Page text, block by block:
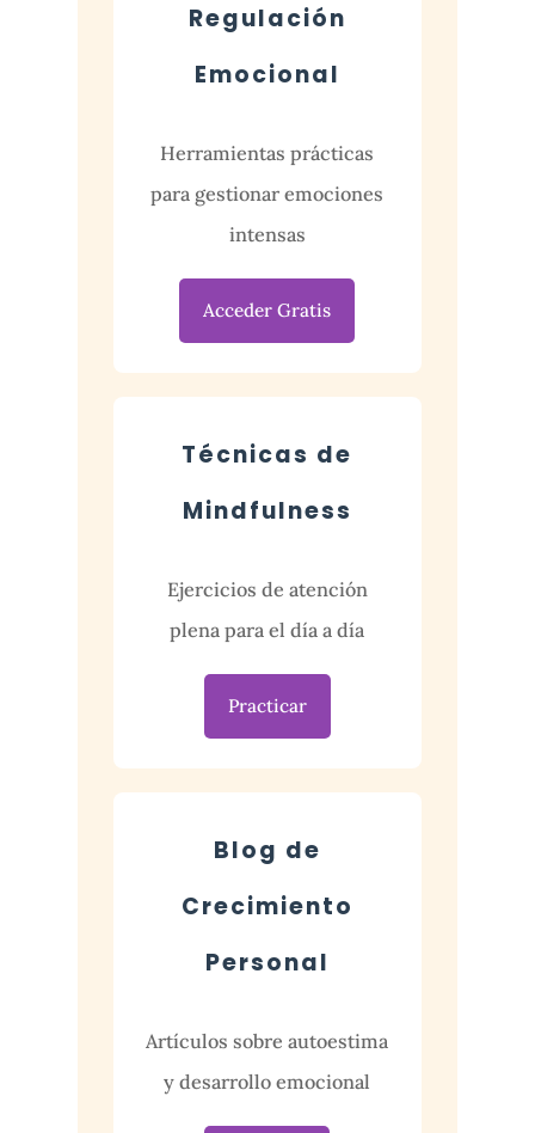
Regulación
Emocional
Herramientas prácticas
para gestionar emociones
intensas
Acceder Gratis
Técnicas de
Mindfulness
Ejercicios de atención
plena para el día a día
Practicar
Blog de
Crecimiento
Personal
Artículos sobre autoestima
y desarrollo emocional